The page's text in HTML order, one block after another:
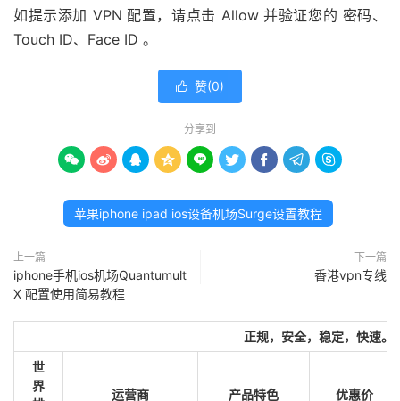
如提示添加 VPN 配置，请点击 Allow 并验证您的 密码、
Touch ID、Face ID 。
 赞(0)
分享到
        
苹果iphone ipad ios设备机场Surge设置教程
上一篇
iphone手机ios机场Quantumult
X 配置使用简易教程
下一篇
香港vpn专线
正规，安全，稳定，快速。
世
界
运营商 产品特色 优惠价